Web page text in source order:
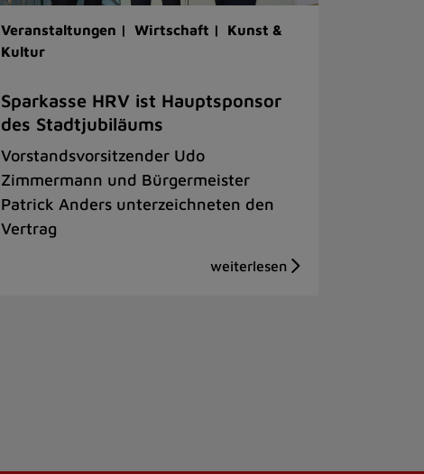
Veranstaltungen | Wirtschaft |
Kunst &
Kultur
Sparkasse HRV ist Hauptsponsor
des Stadtjubiläums
Vorstandsvorsitzender Udo
Zimmermann und Bürgermeister
Patrick Anders unterzeichneten den
Vertrag